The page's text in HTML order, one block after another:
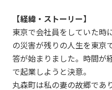
【経緯・ストーリー】
東京で会社員をしていた時
の災害が残りの人生を東京
答が始まりました。時間が
で起業しようと決意。
丸森町は私の妻の故郷であ